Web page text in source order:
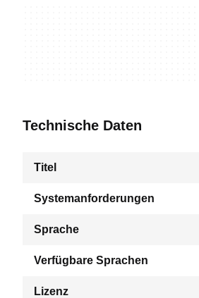
Technische Daten
Titel
Systemanforderungen
Sprache
Verfügbare Sprachen
Lizenz